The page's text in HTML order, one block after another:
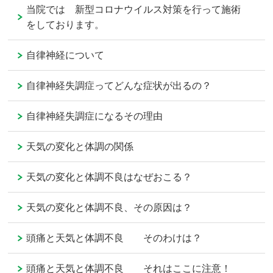
当院では 新型コロナウイルス対策を行って施術
をしております。
自律神経について
自律神経失調症ってどんな症状が出るの？
自律神経失調症になるその理由
天気の変化と体調の関係
天気の変化と体調不良はなぜおこる？
天気の変化と体調不良、その原因は？
頭痛と天気と体調不良 そのわけは？
頭痛と天気と体調不良 それはここに注意！